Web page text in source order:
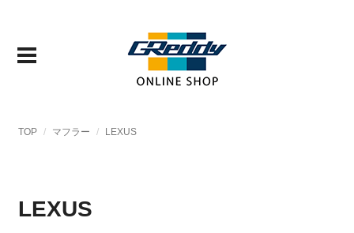
TOP マフラー LEXUS
LEXUS